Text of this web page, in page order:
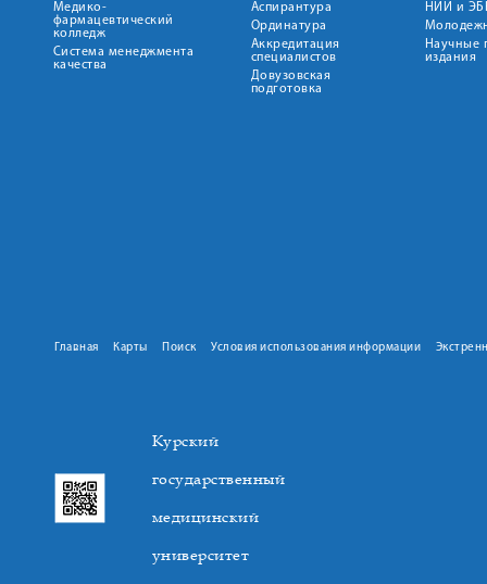
Медико-
фармацевтический
колледж
Система менеджмента
качества
Аспирантура
Ординатура
Аккредитация
специалистов
Довузовская
подготовка
НИИ и
Научные
издания
Главная Карты Поиск Условия использования информации
Курский
государственный
медицинский
университет